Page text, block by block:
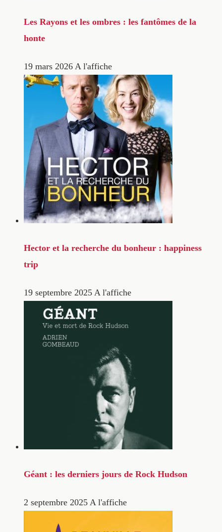
Les Rayons et les ombres : les fantômes de la
honte
19 mars 2026 A l'affiche
Hector et la recherche du bonheur : happiness
trip
19 septembre 2025 A l'affiche
Géant : les derniers jours de Rock Hudson
2 septembre 2025 A l'affiche